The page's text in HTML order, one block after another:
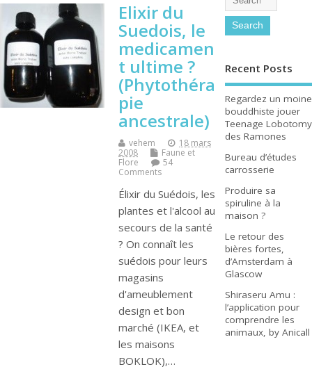
Elixir du
Suedois, le
medicamen
t ultime ?
(Phytothéra
pie
ancestrale)
vehem
18 mars
2008
Faune et
Flore
54
Comments
Élixir du Suédois, les
plantes et l'alcool au
secours de la santé
? On connaît les
suédois pour leurs
magasins
d'ameublement
design et bon
marché (IKEA, et
les maisons
BOKLOK),…
Recent Posts
Regardez un moine
bouddhiste jouer
Teenage Lobotomy
des Ramones
Bureau d’études
carrosserie
Produire sa
spiruline à la
maison ?
Le retour des
bières fortes,
d’Amsterdam à
Glascow
Shiraseru Amu :
l’application pour
comprendre les
animaux, by Anicall